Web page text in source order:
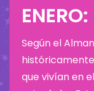
Según el
que vivían en